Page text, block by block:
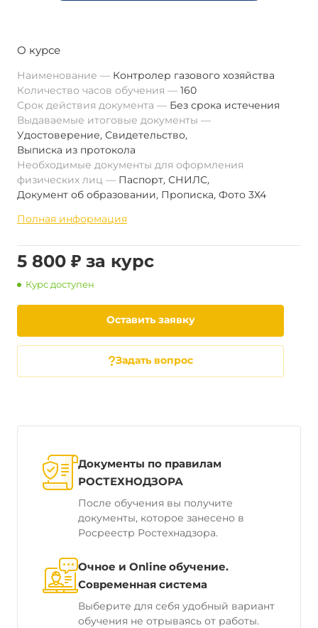
О курсе
Наименование
Контролер газового хозяйства
Количество часов обучения
160
Срок действия документа
Без срока истечения
Выдаваемые итоговые документы
Удостоверение, Свидетельство,
Выписка из протокола
Необходимые документы для оформления
физических лиц
Паспорт, СНИЛС,
Документ об образовании, Прописка, Фото 3Х4
Полная информация
5 800 ₽ за курс
Курс доступен
Оставить заявку
Задать вопрос
Документы по правилам
РОСТЕХНОДЗОРА
После обучения вы получите
документы, которое занесено в
Росреестр Ростехнадзора.
Очное и Online обучение.
Современная система
Выберите для себя удобный вариант
обучения не отрываясь от работы.